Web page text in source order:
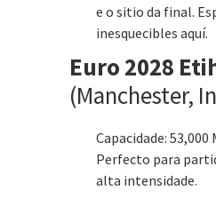
e o sitio da final.
inesquecibles aquí.
Euro 2028
(Manchester,
Capacidade:
Perfecto para
alta intensidade.